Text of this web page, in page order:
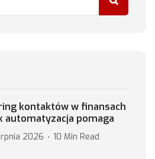
kontaktów w finansach
automatyzacja pomaga
2026 10 Min Read